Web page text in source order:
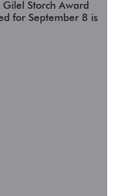
Storch Award
for September 8 is